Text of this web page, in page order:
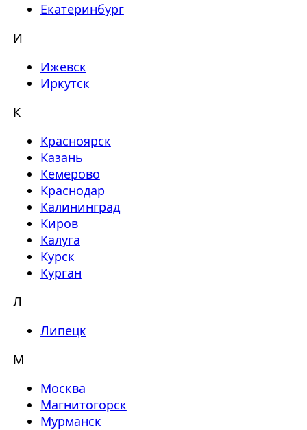
Екатеринбург
И
Ижевск
Иркутск
К
Красноярск
Казань
Кемерово
Краснодар
Калининград
Киров
Калуга
Курск
Курган
Л
Липецк
М
Москва
Магнитогорск
Мурманск